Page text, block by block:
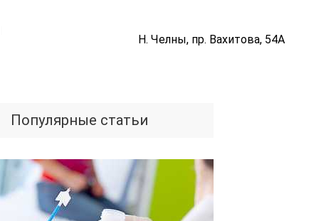
Н. Челны, пр. Вахитова, 54А
Популярные статьи